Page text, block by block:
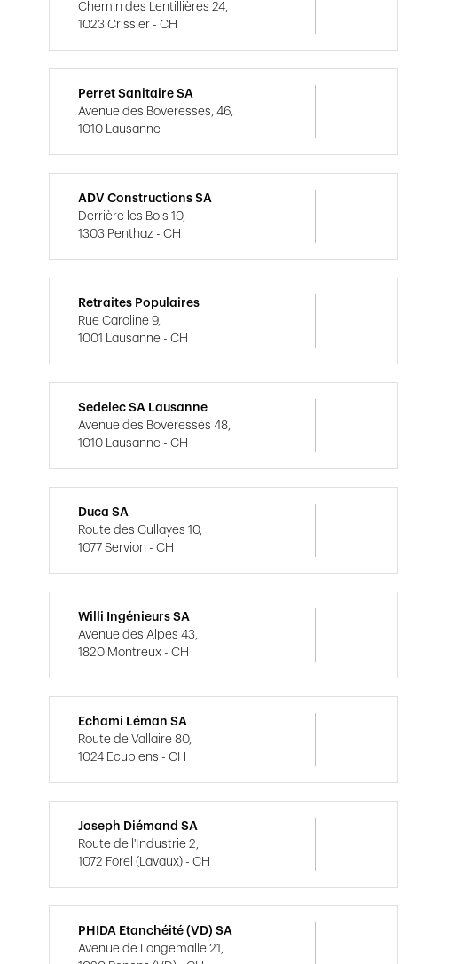
Chemin des Lentillières 24,
1023 Crissier - CH
Perret Sanitaire SA
Avenue des Boveresses, 46,
1010 Lausanne
ADV Constructions SA
Derrière les Bois 10,
1303 Penthaz - CH
Retraites Populaires
Rue Caroline 9,
1001 Lausanne - CH
Sedelec SA Lausanne
Avenue des Boveresses 48,
1010 Lausanne - CH
Duca SA
Route des Cullayes 10,
1077 Servion - CH
Willi Ingénieurs SA
Avenue des Alpes 43,
1820 Montreux - CH
Echami Léman SA
Route de Vallaire 80,
1024 Ecublens - CH
Joseph Diémand SA
Route de l'Industrie 2,
1072 Forel (Lavaux) - CH
PHIDA Etanchéité (VD) SA
Avenue de Longemalle 21,